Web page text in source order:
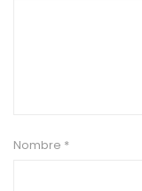
Nombre *